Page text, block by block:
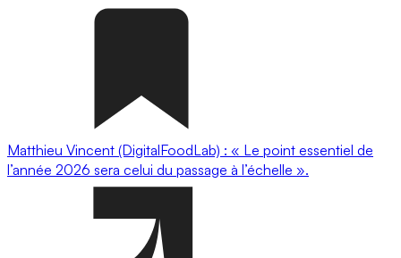
Matthieu Vincent (DigitalFoodLab) : « Le point essentiel de
l’année 2026 sera celui du passage à l’échelle ».